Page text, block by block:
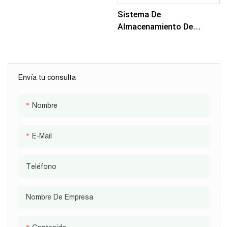
Envía tu consulta
Nombre
E-Mail
Teléfono
Nombre De Empresa
Sistema De
Almacenamiento De
La Sistema Solar